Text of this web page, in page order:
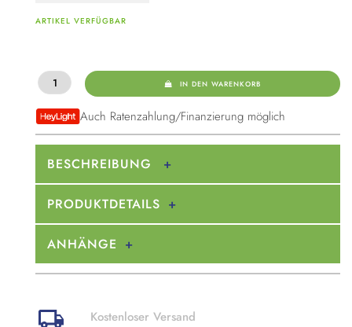
ARTIKEL VERFÜGBAR
IN DEN WARENKORB
Auch Ratenzahlung/Finanzierung möglich
BESCHREIBUNG
PRODUKTDETAILS
ANHÄNGE
Kostenloser Versand